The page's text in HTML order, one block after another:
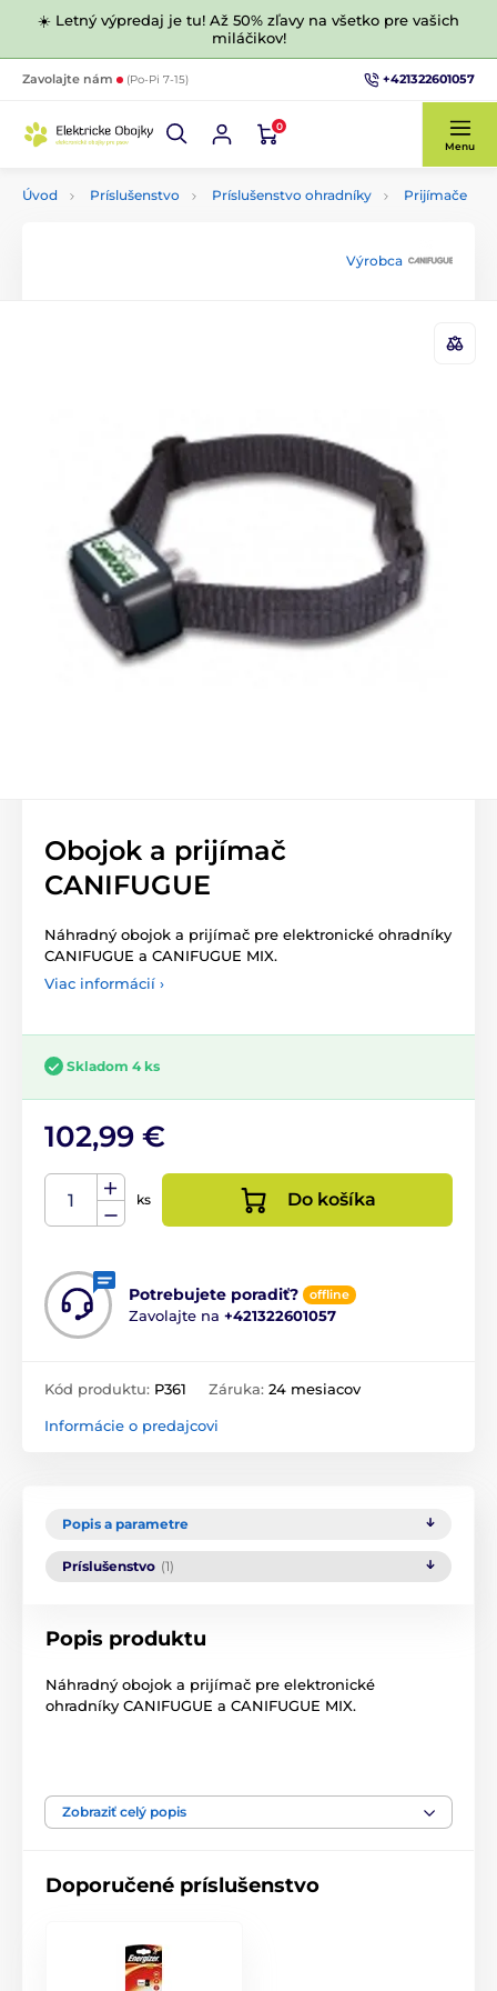
☀️ Letný výpredaj je tu! Až 50% zľavy na všetko pre vašich
miláčikov!
Zavolajte nám (Po-Pi 7-15) +421322601057
0
Menu
Úvod Príslušenstvo Príslušenstvo ohradníky Prijímače
Výrobca
Obojok a prijímač
CANIFUGUE
Náhradný obojok a prijímač pre elektronické ohradníky
CANIFUGUE a CANIFUGUE MIX.
Viac informácií ›
Skladom 4 ks
102,99 €
ks Do košíka
Potrebujete poradiť? offline
Zavolajte na +421322601057
Kód produktu: P361 Záruka: 24 mesiacov
Informácie o predajcovi
Popis a parametre
Príslušenstvo (1)
Popis produktu
Náhradný obojok a prijímač pre elektronické
ohradníky CANIFUGUE a CANIFUGUE MIX.
Pozor! Naše príslušenstvo je kompatibilné len s
Európskej únie, výrobky nebudú kompatibilné!
Technické špecifikácie sa môžu zmeniť bez
predchádzajúceho upozornenia. Obrázky majú len
Zobraziť celý popis
Doporučené príslušenstvo